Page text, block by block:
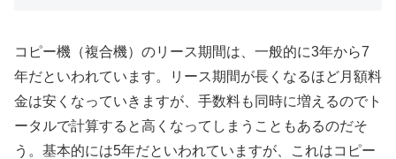
コピー機（複合機）のリース期間は、一般的に3年から7
年だといわれています。リース期間が長くなるほど月額料
金は安くなっていきますが、手数料も同時に増えるのでト
ータルで計算すると高くなってしまうこともあるのだそ
う。基本的には5年だといわれていますが、これはコピー